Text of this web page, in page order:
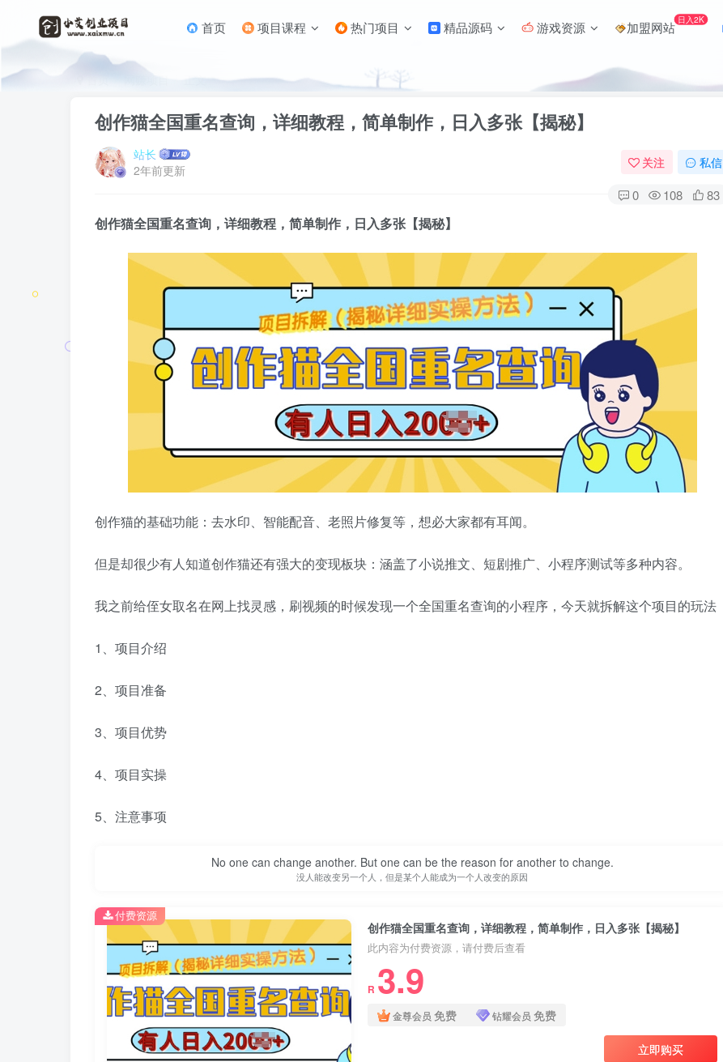
首页 项目课程 热门项目 精品源码 游戏资源 加盟网站 日入2K
首页 正文
创作猫全国重名查询，详细教程，简单制作，日入多张【揭秘】
站长
2年前更新
关注 私信
0 108 83
创作猫全国重名查询 ，详细教程，简单制作，日入多张【揭秘】
创作猫的基础功能：去水印、智能配音、老照片修复等，想必大家都有耳闻。
但是却很少有人知道创作猫还有强大的变现板块：涵盖了小说推文、短剧推广、小程序测试等多种内容。
我之前给侄女取名在网上找灵感，刷视频的时候发现一个全国重名查询的小程序，今天就拆解这个项目的玩法
1、项目介绍
2、项目准备
3、项目优势
4、项目实操
5、注意事项
No one can change another. But one can be the reason for another to change.
没人能改变另一个人，但是某个人能成为一个人改变的原因
创作猫全国重名查询，详细教程，简单制作，日入多张【揭秘】
此内容为付费资源，请付费后查看
R 3.9
金尊会员 免费 钻耀会员 免费
立即购买
付费资源